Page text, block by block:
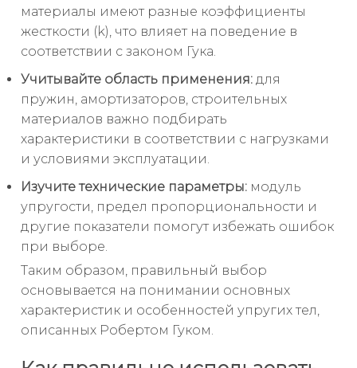
материалы имеют разные коэффициенты
жесткости (k), что влияет на поведение в
соответствии с законом Гука.
Учитывайте область применения: для
пружин, амортизаторов, строительных
материалов важно подбирать
характеристики в соответствии с нагрузками
и условиями эксплуатации.
Изучите технические параметры: модуль
упругости, предел пропорциональности и
другие показатели помогут избежать ошибок
при выборе.
Таким образом, правильный выбор
основывается на понимании основных
характеристик и особенностей упругих тел,
описанных Робертом Гуком.